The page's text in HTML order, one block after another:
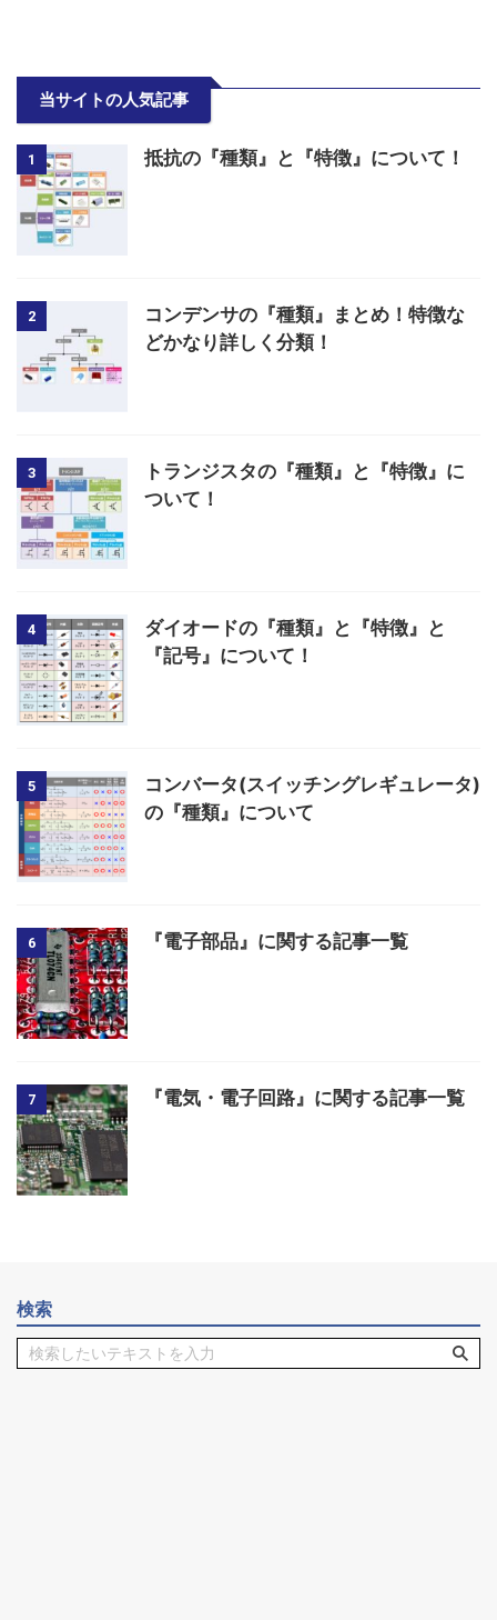
当サイトの人気記事
1 抵抗の『種類』と『特徴』について！
2
コンデンサの『種類』まとめ！特徴な
どかなり詳しく分類！
3
トランジスタの『種類』と『特徴』に
ついて！
4
ダイオードの『種類』と『特徴』と
『記号』について！
5
コンバータ(スイッチングレギュレータ)
の『種類』について
6 『電子部品』に関する記事一覧
7 『電気・電子回路』に関する記事一覧
検索